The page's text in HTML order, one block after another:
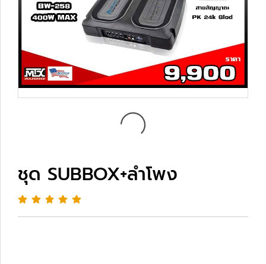
ชุด SUBBOX+ลำโพง